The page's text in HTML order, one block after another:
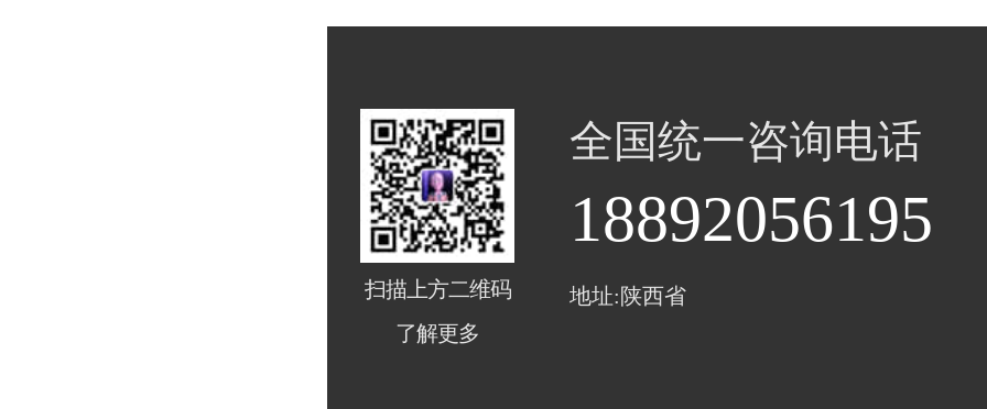
扫描上方二维码
了解更多
全国统一咨询电话
18892056195
地址:陕西省